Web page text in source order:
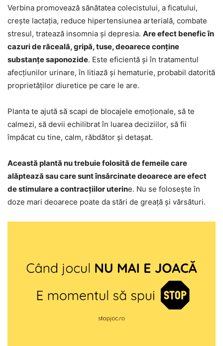
Verbina promovează sănătatea colecistului, a ficatului,
crește lactația, reduce hipertensiunea arterială, combate
stresul, tratează insomnia și depresia. Are efect benefic în
cazuri de răceală, gripă, tuse, deoarece conține
substanțe saponozide. Este eficientă și în tratamentul
afecțiunilor urinare, în litiază și hematurie, probabil datorită
proprietăților diuretice pe care le are.
Planta te ajută să scapi de blocajele emoționale, să te
calmezi, să devii echilibrat în luarea deciziilor, să fii
împăcat cu tine, calm, răbdător și detașat.
Această plantă nu trebuie folosită de femeile care
alăptează sau care sunt însărcinate deoarece are efect
de stimulare a contracțiilor uterine. Nu se folosește în
doze mari deoarece poate da stări de greață și vărsături.